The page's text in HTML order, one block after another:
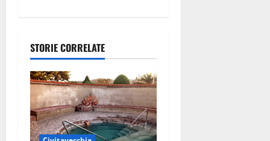
i
o
n
e
STORIE CORRELATE